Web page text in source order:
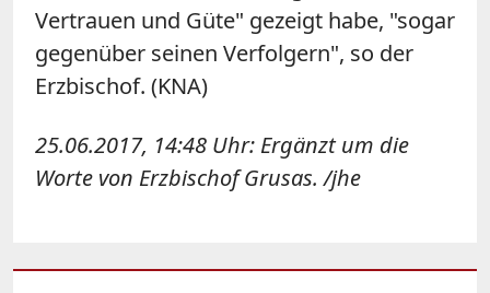
Vertrauen und Güte" gezeigt habe, "sogar
gegenüber seinen Verfolgern", so der
Erzbischof. (KNA)
25.06.2017, 14:48 Uhr: Ergänzt um die
Worte von Erzbischof Grusas. /jhe